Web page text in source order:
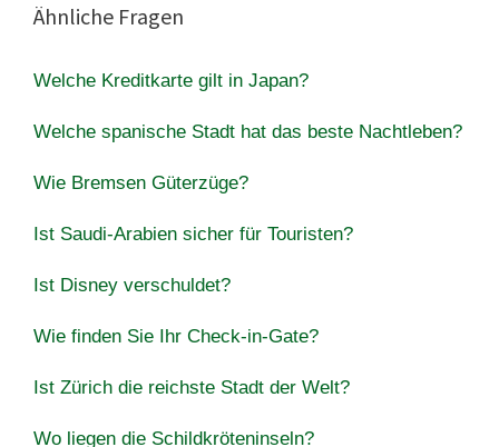
Ähnliche Fragen
Welche Kreditkarte gilt in Japan?
Welche spanische Stadt hat das beste Nachtleben?
Wie Bremsen Güterzüge?
Ist Saudi-Arabien sicher für Touristen?
Ist Disney verschuldet?
Wie finden Sie Ihr Check-in-Gate?
Ist Zürich die reichste Stadt der Welt?
Wo liegen die Schildkröteninseln?